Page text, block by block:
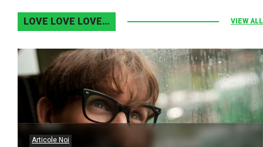
LOVE LOVE LOVE… VIEW ALL
Articole Noi